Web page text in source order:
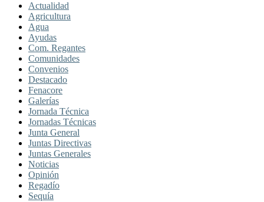
Actualidad
Agricultura
Agua
Ayudas
Com. Regantes
Comunidades
Convenios
Destacado
Fenacore
Galerías
Jornada Técnica
Jornadas Técnicas
Junta General
Juntas Directivas
Juntas Generales
Noticias
Opinión
Regadío
Sequía